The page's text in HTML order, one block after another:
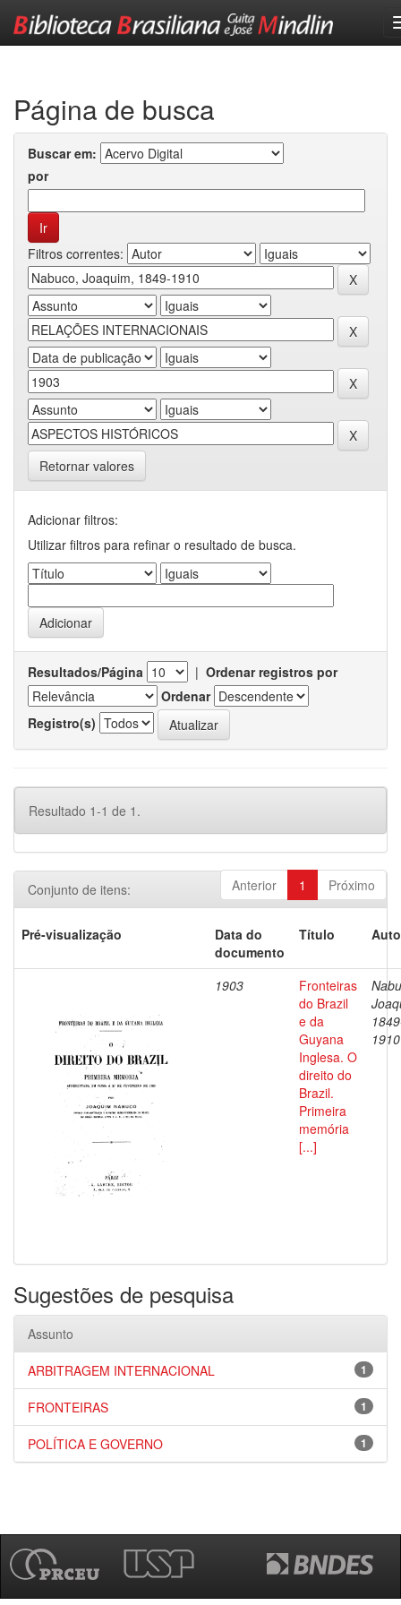
Página de busca
Buscar em:
por
Filtros correntes:
Retornar valores
Adicionar filtros:
Utilizar filtros para refinar o resultado de busca.
Resultados/Página | Ordenar registros por
Ordenar
Registro(s)
Resultado 1-1 de 1.
Anterior 1 Próximo
Conjunto de itens:
Pré-visualização
Data do
documento
Título
1903
Fronteiras
do Brazil
e da
Guyana
Inglesa. O
direito do
Brazil.
Primeira
memória
[...]
1910
Sugestões de pesquisa
Assunto
1
ARBITRAGEM INTERNACIONAL
1
FRONTEIRAS
1
POLÍTICA E GOVERNO